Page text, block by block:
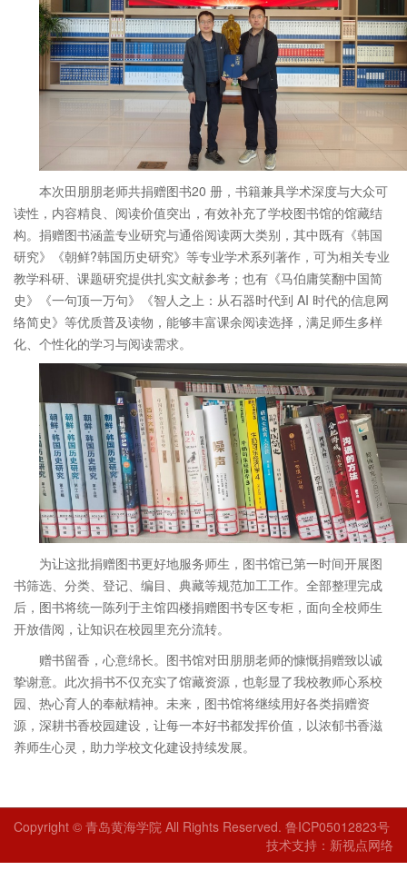
本次田朋朋老师共捐赠图书20 册，书籍兼具学术深度与大众可
读性，内容精良、阅读价值突出，有效补充了学校图书馆的馆藏结
构。捐赠图书涵盖专业研究与通俗阅读两大类别，其中既有《韩国
研究》《朝鲜?韩国历史研究》等专业学术系列著作，可为相关专业
教学科研、课题研究提供扎实文献参考；也有《马伯庸笑翻中国简
史》《一句顶一万句》《智人之上：从石器时代到 AI 时代的信息网
络简史》等优质普及读物，能够丰富课余阅读选择，满足师生多样
化、个性化的学习与阅读需求。
为让这批捐赠图书更好地服务师生，图书馆已第一时间开展图
书筛选、分类、登记、编目、典藏等规范加工工作。全部整理完成
后，图书将统一陈列于主馆四楼捐赠图书专区专柜，面向全校师生
开放借阅，让知识在校园里充分流转。
赠书留香，心意绵长。图书馆对田朋朋老师的慷慨捐赠致以诚
挚谢意。此次捐书不仅充实了馆藏资源，也彰显了我校教师心系校
园、热心育人的奉献精神。未来，图书馆将继续用好各类捐赠资
源，深耕书香校园建设，让每一本好书都发挥价值，以浓郁书香滋
养师生心灵，助力学校文化建设持续发展。
Copyright © 青岛黄海学院 All Rights Reserved. 鲁ICP05012823号
技术支持：新视点网络